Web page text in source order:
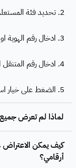
2. تحديد فئة المستعلم
3. ادخال رقم الهوية او السجل التجاري
4. ادخال رقم المتنقل المراد الاستعلام عنه (ان وجد)
5. الضغط على خيار استعلام
لماذا لم تعرض جميع
كيف يمكن
أرقامي؟